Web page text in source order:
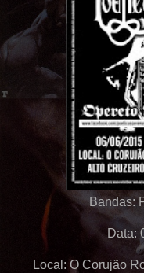
Bandas:
Data:
Local: O Corujão